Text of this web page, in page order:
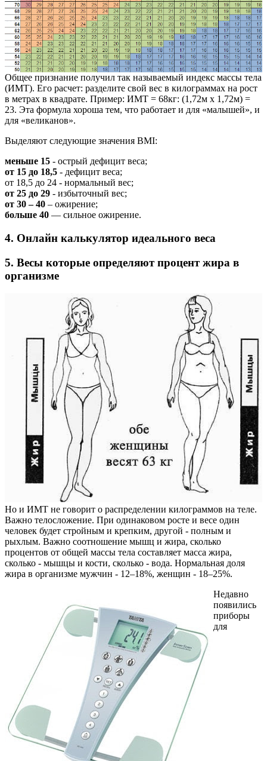
Общее признание получил так называемый индекс массы тела
(ИМТ). Его расчет: разделите свой вес в килограммах на рост
в метрах в квадрате. Пример: ИМТ = 68кг: (1,72м х 1,72м) =
23. Эта формула хороша тем, что работает и для «малышей», и
для «великанов».
Выделяют следующие значения BMI:
меньше 15 - острый дефицит веса;
от 15 до 18,5 - дефицит веса;
от 18,5 до 24 - нормальный вес;
от 25 до 29 - избыточный вес;
от 30 – 40 – ожирение;
больше 40 — сильное ожирение.
4. Онлайн калькулятор идеального веса
5. Весы которые определяют процент жира в
организме
Но и ИМТ не говорит о распределении килограммов на теле.
Важно телосложение. При одинаковом росте и весе один
человек будет стройным и крепким, другой - полным и
рыхлым. Важно соотношение мышц и жира, сколько
процентов от общей массы тела составляет масса жира,
сколько - мышцы и кости, сколько - вода. Нормальная доля
жира в организме мужчин - 12–18%, женщин - 18–25%.
Недавно
появились
приборы
для